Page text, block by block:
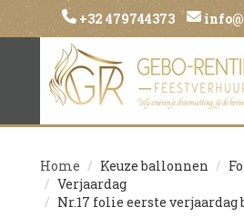
+32 479744373
Home Keuze ballonnen
Verjaardag
Nr.17 folie eerste verjaardag